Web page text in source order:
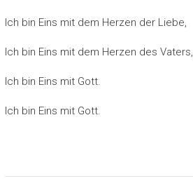
Ich bin Eins mit dem Herzen der Liebe,
Ich bin Eins mit dem Herzen des Vaters,
Ich bin Eins mit Gott.
Ich bin Eins mit Gott.